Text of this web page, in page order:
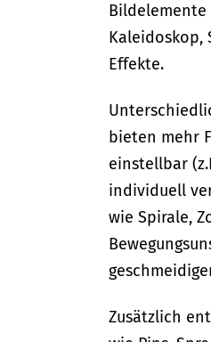
Kaleidoskop,
Effekte.
bieten mehr
einstellbar
individuell
wie Spirale,
Zusätzlich